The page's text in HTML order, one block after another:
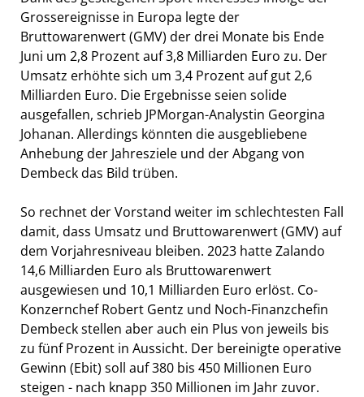
Grossereignisse in Europa legte der
Bruttowarenwert (GMV) der drei Monate bis Ende
Juni um 2,8 Prozent auf 3,8 Milliarden Euro zu. Der
Umsatz erhöhte sich um 3,4 Prozent auf gut 2,6
Milliarden Euro. Die Ergebnisse seien solide
ausgefallen, schrieb JPMorgan-Analystin Georgina
Johanan. Allerdings könnten die ausgebliebene
Anhebung der Jahresziele und der Abgang von
Dembeck das Bild trüben.
So rechnet der Vorstand weiter im schlechtesten Fall
damit, dass Umsatz und Bruttowarenwert (GMV) auf
dem Vorjahresniveau bleiben. 2023 hatte Zalando
14,6 Milliarden Euro als Bruttowarenwert
ausgewiesen und 10,1 Milliarden Euro erlöst. Co-
Konzernchef Robert Gentz und Noch-Finanzchefin
Dembeck stellen aber auch ein Plus von jeweils bis
zu fünf Prozent in Aussicht. Der bereinigte operative
Gewinn (Ebit) soll auf 380 bis 450 Millionen Euro
steigen - nach knapp 350 Millionen im Jahr zuvor.